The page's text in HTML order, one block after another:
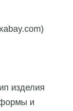
изделия
формы и